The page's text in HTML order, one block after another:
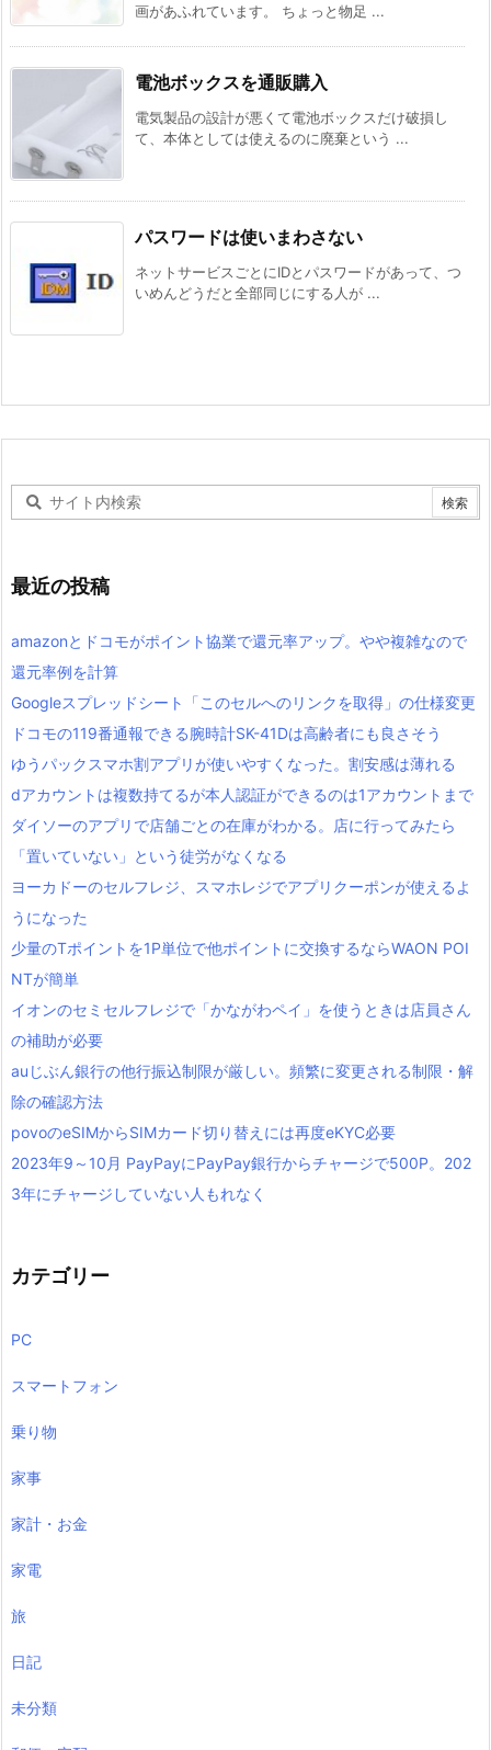
画があふれています。 ちょっと物足 ...
電池ボックスを通販購入
電気製品の設計が悪くて電池ボックスだけ破損し
て、本体としては使えるのに廃棄という ...
パスワードは使いまわさない
ネットサービスごとにIDとパスワードがあって、つ
いめんどうだと全部同じにする人が ...
最近の投稿
amazonとドコモがポイント協業で還元率アップ。やや複雑なので
還元率例を計算
Googleスプレッドシート「このセルへのリンクを取得」の仕様変更
ドコモの119番通報できる腕時計SK-41Dは高齢者にも良さそう
ゆうパックスマホ割アプリが使いやすくなった。割安感は薄れる
dアカウントは複数持てるが本人認証ができるのは1アカウントまで
ダイソーのアプリで店舗ごとの在庫がわかる。店に行ってみたら
「置いていない」という徒労がなくなる
ヨーカドーのセルフレジ、スマホレジでアプリクーポンが使えるよ
うになった
少量のTポイントを1P単位で他ポイントに交換するならWAON POI
NTが簡単
イオンのセミセルフレジで「かながわペイ」を使うときは店員さん
の補助が必要
auじぶん銀行の他行振込制限が厳しい。頻繁に変更される制限・解
除の確認方法
povoのeSIMからSIMカード切り替えには再度eKYC必要
2023年9～10月 PayPayにPayPay銀行からチャージで500P。202
3年にチャージしていない人もれなく
カテゴリー
PC
スマートフォン
乗り物
家事
家計・お金
家電
旅
日記
未分類